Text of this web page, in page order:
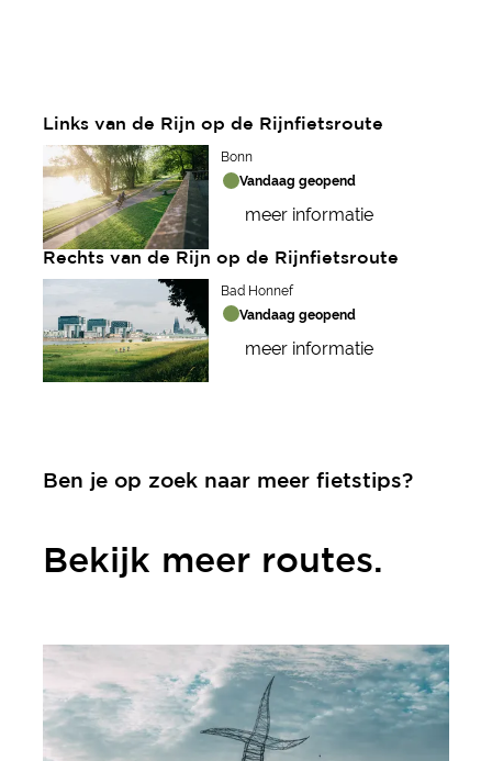
Links van de Rijn op de Rijnfietsroute
Bonn
Vandaag geopend
meer informatie
Rechts van de Rijn op de Rijnfietsroute
Bad Honnef
Vandaag geopend
meer informatie
Ben je op zoek naar meer fietstips?
Bekijk meer routes.